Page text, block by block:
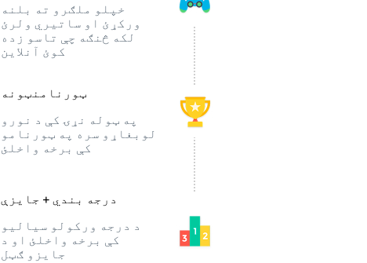
خپلو ملګرو ته بلنه
ورکړئ او ساتیري ولرئ
لکه څنګه چې تاسو زده
کوئ آنلاین
ټورنامنټونه
په ټوله نړۍ کې د نورو
لوبغاړو سره په ټورنامو
کې برخه واخلئ
درجه بندي + جایزې
د درجه ورکولو سیالیو
کې برخه واخلئ او د
جایزو ګټل